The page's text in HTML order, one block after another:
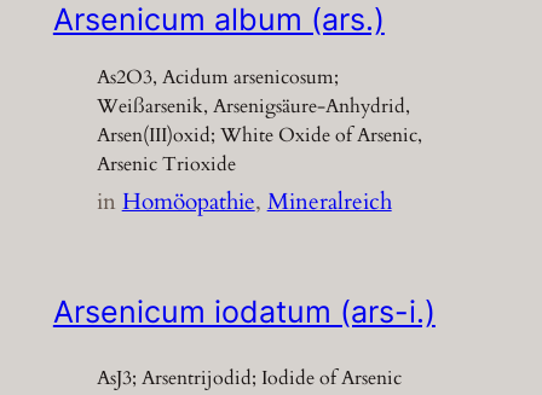
Arsenicum album (ars.)
As2O3, Acidum arsenicosum;
Weißarsenik, Arsenigsäure-Anhydrid,
Arsen(III)oxid; White Oxide of Arsenic,
Arsenic Trioxide
inHomöopathie, Mineralreich
Arsenicum iodatum (ars-i.)
AsJ3; Arsentrijodid; Iodide of Arsenic